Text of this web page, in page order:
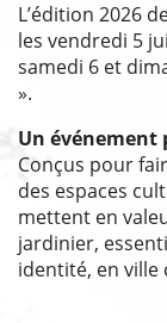
L’édition 2026
les vendredi 5
samedi 6 et
».
Un événement
Conçus pour
des espaces
mettent en
jardinier,
identité, en ville